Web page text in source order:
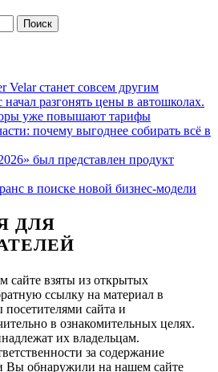
Velar станет совсем другим
разгонять цены в автошколах.
уже повышают тарифы
почему выгоднее собирать всё в
был представлен продукт
в поиске новой бизнес-модели
ДЛЯ
сайте взяты из открытых
ссылку на материал в
сайта и
в ознакомительных целях.
их владельцам.
за содержание
Вы обнаружили на нашем сайте